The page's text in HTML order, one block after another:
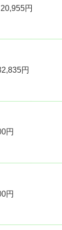
円
円
円
円